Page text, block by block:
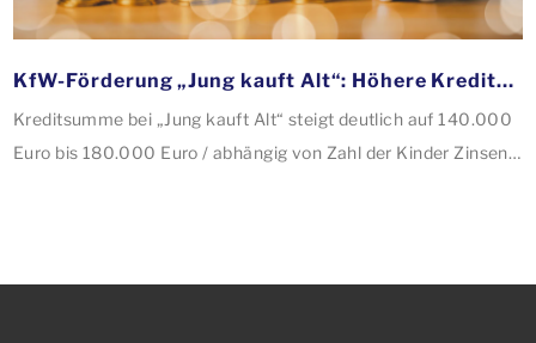
KfW-Förderung „Jung kauft Alt“: Höhere Kredite ab August 2026
Kreditsumme bei „Jung kauft Alt“ steigt deutlich auf 140.000
Euro bis 180.000 Euro / abhängig von Zahl der Kinder Zinsen
energetischer Sanierung binnen 54 Monaten nach